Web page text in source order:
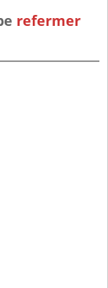
refermer